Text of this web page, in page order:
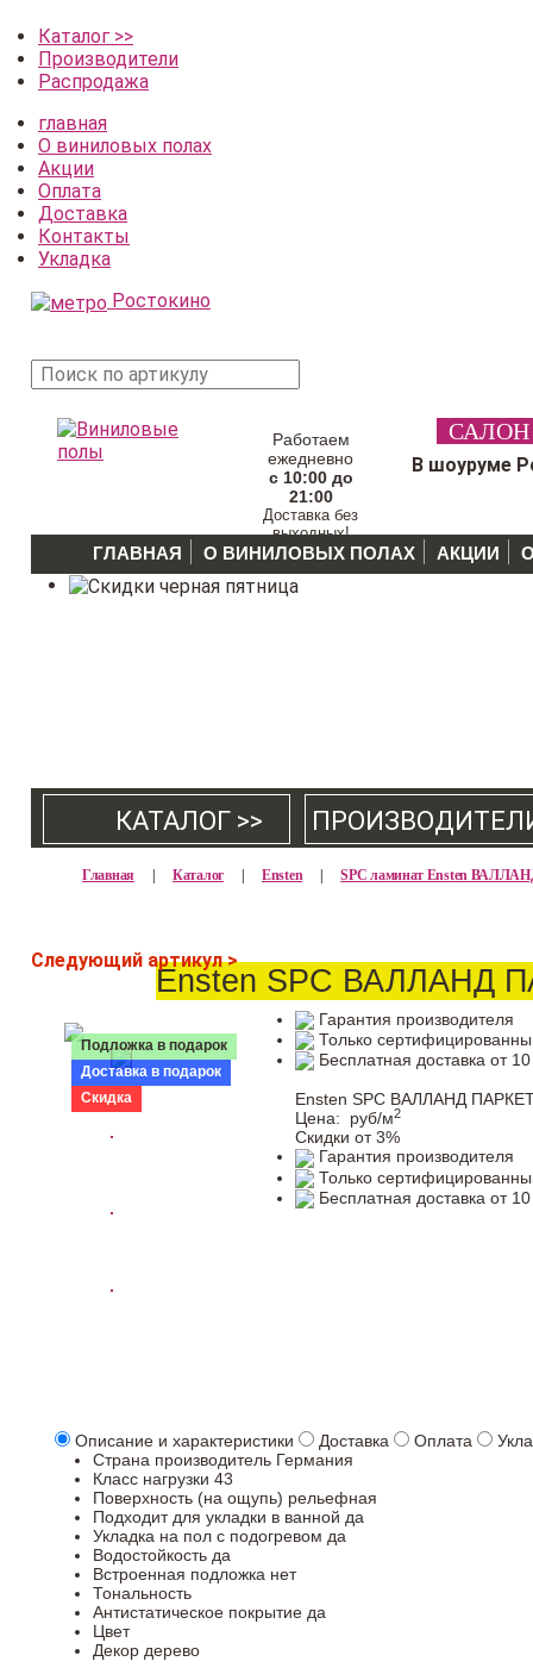
Каталог >>
Производители
Распродажа
главная
О виниловых полах
Акции
Оплата
Доставка
Контакты
Укладка
Ростокино
Работаем
ежедневно
с 10:00 до
21:00
Доставка без
выходных!
В шоуруме
ГЛАВНАЯ О ВИНИЛОВЫХ ПОЛАХ АКЦИИ
КАТАЛОГ >>
Главная | Каталог | Ensten | SPC ламинат Ensten
Следующий артикул >
Ensten SPC ВАЛЛАНД
Подложка в подарок
Доставка в подарок
Скидка
Гарантия производителя
Только
Бесплатная доставка от
Ensten SPC ВАЛЛАНД
Цена:
руб/м2
Скидки от 3%
Гарантия производителя
Только
Бесплатная доставка от
Описание и характеристики Доставка Оплата
Страна производитель Германия
Класс нагрузки 43
Поверхность (на ощупь) рельефная
Подходит для укладки в ванной да
Укладка на пол c подогревом да
Водостойкость да
Встроенная подложка нет
Тональность
Антистатическое покрытие да
Цвет
Декор дерево